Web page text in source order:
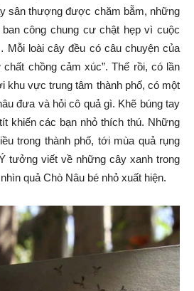
sân thượng được chăm bẵm, những
công chung cư chật hẹp vì cuộc
Mỗi loài cây đều có câu chuyện của
chồng cảm xúc”. Thế rồi, có lần
khu vực trung tâm thành phố, có một
đưa và hỏi cô quả gì. Khẽ búng tay
khiến các bạn nhỏ thích thú. Những
trong thành phố, tới mùa quả rụng
tưởng viết về những cây xanh trong
quả Chò Nâu bé nhỏ xuất hiện.